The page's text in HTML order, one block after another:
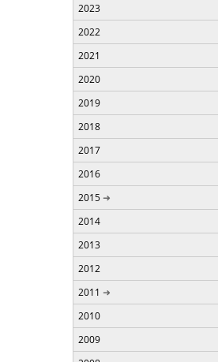
2023
2022
2021
2020
2019
2018
2017
2016
2015
2014
2013
2012
2011
2010
2009